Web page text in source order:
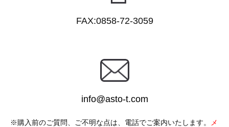
FAX:0858-72-3059
info@asto-t.com
購入前のご質問、ご不明な点は、電話でご案内いたします。
メ